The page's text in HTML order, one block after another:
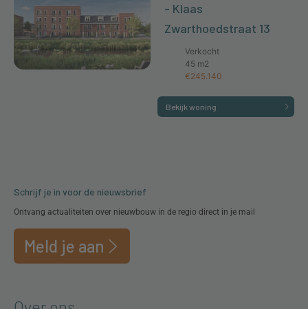
- Klaas
Zwarthoedstraat 13
Verkocht
45 m2
€245.140
Bekijk woning
Schrijf je in voor de nieuwsbrief
Ontvang actualiteiten over nieuwbouw in de regio direct in je mail
Meld je aan